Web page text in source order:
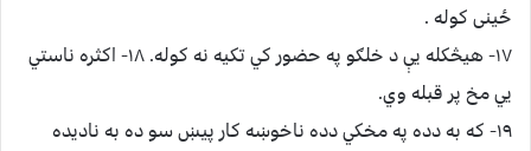
ځينى کوله .
۱۷- هيڅکله يې د خلګو په حضور کي ﺗﮑﻴﻪ نه کوله. ۱۸- ﺍﮐﺜﺮه ناستي
يي مخ پر قبله وي.
۱۹- که به دده په مخکي دده ناخوښه کار پيښ سو ده به ﻧﺎﺩﻳﺪﻩ